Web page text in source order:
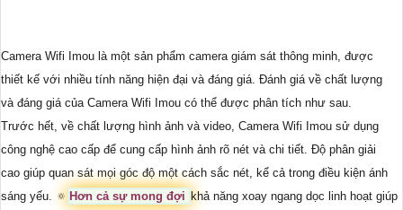
Camera Wifi Imou là một sản phẩm camera giám sát thông minh, được
thiết kế với nhiều tính năng hiện đại và đáng giá. Đánh giá về chất lượng
và đáng giá của Camera Wifi Imou có thể được phân tích như sau.
Trước hết, về chất lượng hình ảnh và video, Camera Wifi Imou sử dụng
công nghệ cao cấp để cung cấp hình ảnh rõ nét và chi tiết. Độ phân giải
cao giúp quan sát mọi góc độ một cách sắc nét, kể cả trong điều kiện ánh
sáng yếu. 🔅 Hơn cả sự mong đợi khả năng xoay ngang dọc linh hoạt giúp